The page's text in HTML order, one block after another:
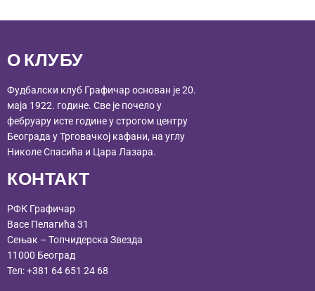
О КЛУБУ
Фудбалски клуб Графичар основан је 20.
маја 1922. године. Све је почело у
фебруару исте године у строгом центру
Београда у Трговачкој кафани, на углу
Николе Спасића и Цара Лазара.
КОНТАКТ
РФК Графичар
Васе Пелагића 31
Сењак – Топчидерска Звезда
11000 Београд
Тел:+381 64 651 24 68